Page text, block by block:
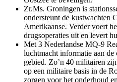
Zr.Ms. Groningen is
ondersteunt de kustwachten
Amerikaanse. Verder voert
drugsoperaties uit en levert
Met 3 Nederlandse MQ-9
luchtmacht informatie aan
gebied. Zo’n 40 militairen
op een militaire basis in de
zorgen voor het onderhoud